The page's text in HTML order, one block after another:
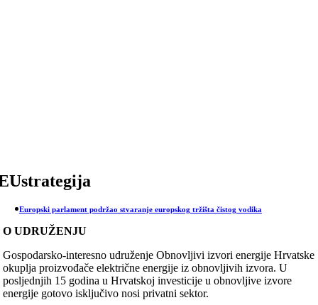
Europski parlament podržao stvaranje europskog tržišta čistog vodika
O UDRUŽENJU
Gospodarsko-interesno udruženje Obnovljivi izvori energije Hrvatske
okuplja proizvođače električne energije iz obnovljivih izvora. U
posljednjih 15 godina u Hrvatskoj investicije u obnovljive izvore
energije gotovo isključivo nosi privatni sektor.